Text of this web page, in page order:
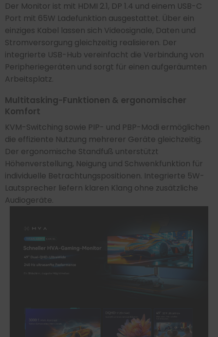
Der Monitor ist mit HDMI 2.1, DP 1.4 und einem USB-C
Port mit 65W Ladefunktion ausgestattet. Über ein
einziges Kabel lassen sich Videosignale, Daten und
Stromversorgung gleichzeitig realisieren. Der
integrierte USB-Hub vereinfacht die Verbindung von
Peripheriegeräten und sorgt für einen aufgeräumten
Arbeitsplatz.
Multitasking-Funktionen & ergonomischer
Komfort
KVM-Switching sowie PIP- und PBP-Modi ermöglichen
die effiziente Nutzung mehrerer Geräte gleichzeitig.
Der ergonomische Standfuß unterstützt
Höhenverstellung, Neigung und Schwenkfunktion für
individuelle Betrachtungspositionen. Integrierte 5W-
Lautsprecher liefern klaren Klang ohne zusätzliche
Audiogeräte.